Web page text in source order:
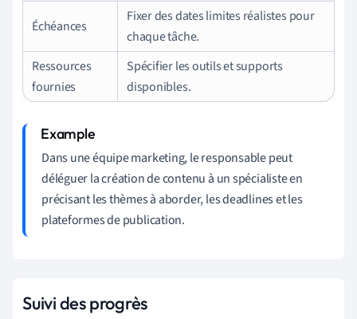
Échéances
Fixer des dates limites réalistes pour
chaque tâche.
Ressources
fournies
Spécifier les outils et supports
disponibles.
Dans une équipe marketing, le responsable peut
déléguer la création de contenu à un spécialiste en
précisant les thèmes à aborder, les deadlines et les
plateformes de publication.
Suivi des progrès